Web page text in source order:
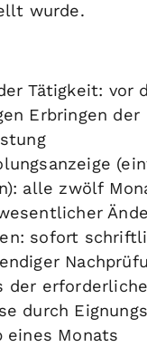
wurde.
Tätigkeit: vor
Erbringen der
alle zwölf
sofort
der
durch
eines Monats